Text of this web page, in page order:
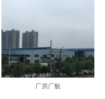
厂房厂貌